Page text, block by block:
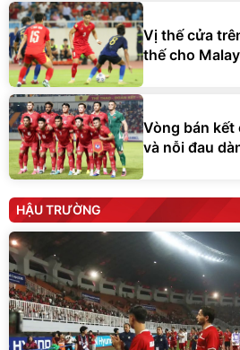
Vị thế cửa
thế cho
Vòng bán kết
và nỗi đau
HẬU TRƯỜNG